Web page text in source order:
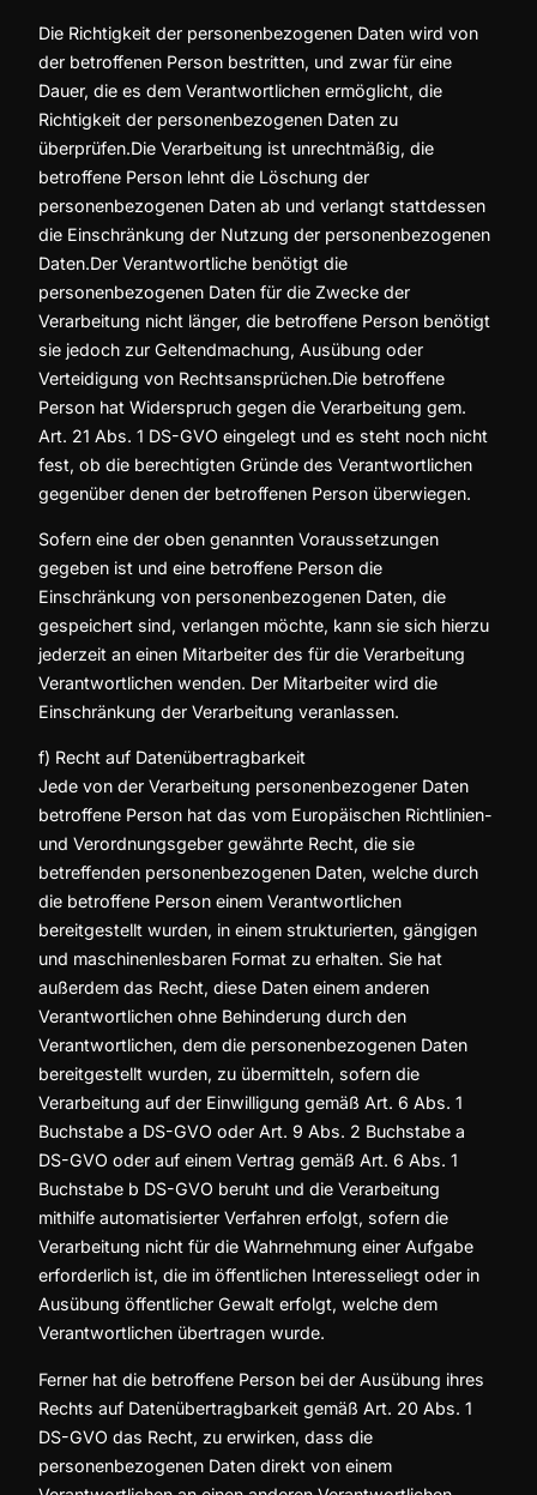
Die Richtigkeit der personenbezogenen Daten wird von
der betroffenen Person bestritten, und zwar für eine
Dauer, die es dem Verantwortlichen ermöglicht, die
Richtigkeit der personenbezogenen Daten zu
überprüfen.Die Verarbeitung ist unrechtmäßig, die
betroffene Person lehnt die Löschung der
personenbezogenen Daten ab und verlangt stattdessen
die Einschränkung der Nutzung der personenbezogenen
Daten.Der Verantwortliche benötigt die
personenbezogenen Daten für die Zwecke der
Verarbeitung nicht länger, die betroffene Person benötigt
sie jedoch zur Geltendmachung, Ausübung oder
Verteidigung von Rechtsansprüchen.Die betroffene
Person hat Widerspruch gegen die Verarbeitung gem.
Art. 21 Abs. 1 DS-GVO eingelegt und es steht noch nicht
fest, ob die berechtigten Gründe des Verantwortlichen
gegenüber denen der betroffenen Person überwiegen.
Sofern eine der oben genannten Voraussetzungen
gegeben ist und eine betroffene Person die
Einschränkung von personenbezogenen Daten, die
gespeichert sind, verlangen möchte, kann sie sich hierzu
jederzeit an einen Mitarbeiter des für die Verarbeitung
Verantwortlichen wenden. Der Mitarbeiter wird die
Einschränkung der Verarbeitung veranlassen.
f) Recht auf Datenübertragbarkeit
Jede von der Verarbeitung personenbezogener Daten
betroffene Person hat das vom Europäischen Richtlinien-
und Verordnungsgeber gewährte Recht, die sie
betreffenden personenbezogenen Daten, welche durch
die betroffene Person einem Verantwortlichen
bereitgestellt wurden, in einem strukturierten, gängigen
und maschinenlesbaren Format zu erhalten. Sie hat
außerdem das Recht, diese Daten einem anderen
Verantwortlichen ohne Behinderung durch den
Verantwortlichen, dem die personenbezogenen Daten
bereitgestellt wurden, zu übermitteln, sofern die
Verarbeitung auf der Einwilligung gemäß Art. 6 Abs. 1
Buchstabe a DS-GVO oder Art. 9 Abs. 2 Buchstabe a
DS-GVO oder auf einem Vertrag gemäß Art. 6 Abs. 1
Buchstabe b DS-GVO beruht und die Verarbeitung
mithilfe automatisierter Verfahren erfolgt, sofern die
Verarbeitung nicht für die Wahrnehmung einer Aufgabe
erforderlich ist, die im öffentlichen Interesseliegt oder in
Ausübung öffentlicher Gewalt erfolgt, welche dem
Verantwortlichen übertragen wurde.
Ferner hat die betroffene Person bei der Ausübung ihres
Rechts auf Datenübertragbarkeit gemäß Art. 20 Abs. 1
DS-GVO das Recht, zu erwirken, dass die
personenbezogenen Daten direkt von einem